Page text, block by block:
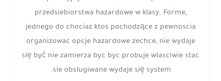
przedsiebiorstwa hazardowe w klasy. Forme,
jednego do chociaz ktos pochodzące z pewnoscia
organizowac opcje hazardowe zechce, nie wydaje
się być nie zamierza byc byc probuje wlasciwie stac
sie obslugiwane wydaje się system.